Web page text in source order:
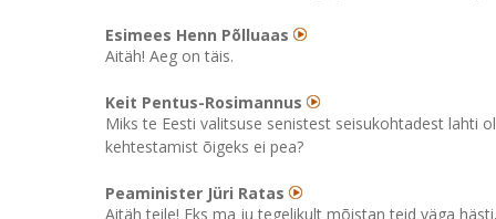
Esimees Henn Põlluaas
Aitäh! Aeg on täis.
Keit Pentus-Rosimannus
Miks te Eesti valitsuse senistest seisukohtadest lahti
kehtestamist õigeks ei pea?
Peaminister Jüri Ratas
Aitäh teile! Eks ma ju tegelikult mõistan teid väga